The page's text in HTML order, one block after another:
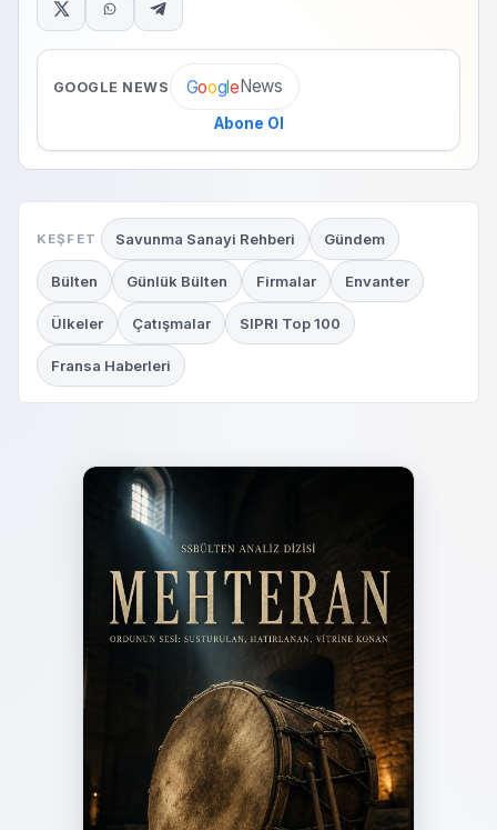
GOOGLE NEWS GoogleNews
Abone Ol
KEŞFET Savunma Sanayi Rehberi Gündem
Bülten Günlük Bülten Firmalar Envanter
Ülkeler Çatışmalar SIPRI Top 100
Fransa Haberleri